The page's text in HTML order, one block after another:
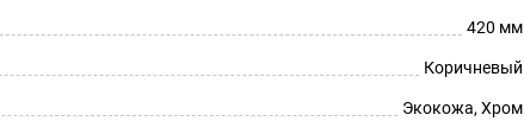
420 мм
Коричневый
Экокожа, Хром